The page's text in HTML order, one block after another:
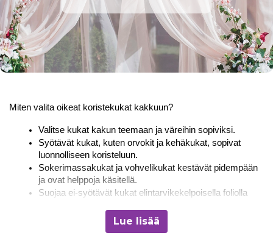
Miten valita oikeat koristekukat kakkuun?
Valitse kukat kakun teemaan ja väreihin sopiviksi.
Syötävät kukat, kuten orvokit ja kehäkukat, sopivat
luonnolliseen koristeluun.
Sokerimassakukat ja vohvelikukat kestävät pidempään
ja ovat helppoja käsitellä.
Suojaa ei-syötävät kukat elintarvikekelpoisella foliolla
, näyttävän lopputuloksen saamiseksi.
Lue lisää